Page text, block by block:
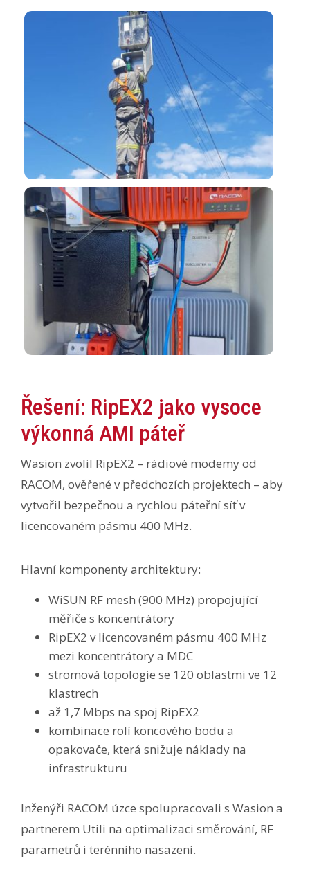
Řešení: RipEX2 jako vysoce
výkonná AMI páteř
Wasion zvolil RipEX2 – rádiové modemy od
RACOM, ověřené v předchozích projektech – aby
vytvořil bezpečnou a rychlou páteřní síť v
licencovaném pásmu 400 MHz.
Hlavní komponenty architektury:
WiSUN RF mesh (900 MHz) propojující
měřiče s koncentrátory
RipEX2 v licencovaném pásmu 400 MHz
mezi koncentrátory a MDC
stromová topologie se 120 oblastmi ve 12
klastrech
až 1,7 Mbps na spoj RipEX2
kombinace rolí koncového bodu a
opakovače, která snižuje náklady na
infrastrukturu
Inženýři RACOM úzce spolupracovali s Wasion a
partnerem Utili na optimalizaci směrování, RF
parametrů i terénního nasazení.